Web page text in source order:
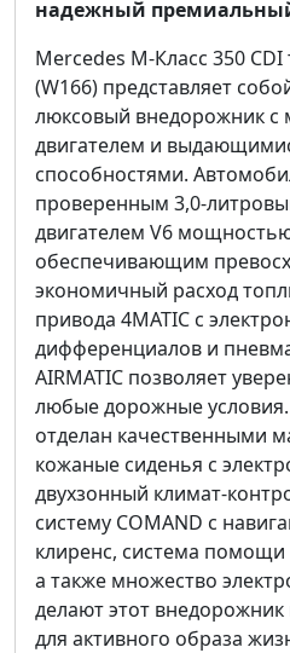
надежный
Mercedes M-Класс 350
(W166) представляет
люксовый внедорожник
двигателем и
способностями.
проверенным 3,0-
двигателем V6
обеспечивающим
экономичный расход
привода 4MATIC с
дифференциалов и
AIRMATIC позволяет
любые дорожные
отделан качественными
кожаные сиденья с
двухзонный климат-
систему COMAND с
клиренс, система
а также множество
делают этот
для активного образа